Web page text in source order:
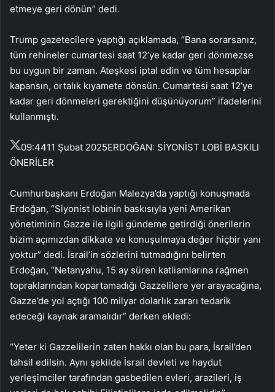
etmeye geri dönün” dedi.
Trump gazetecilere yaptığı açıklamada, “Bana sorarsanız,
tüm rehineler cumartesi saat 12’ye kadar geri dönmezse
bu uygun bir zaman. Ateşkesi iptal edin ve tüm hesaplar
kapansın, ortalık kıyamete dönsün. Cumartesi saat 12’ye
kadar geri dönmeleri gerektiğini düşünüyorum” ifadelerini
kullanmıştı.
09:4411 Şubat 2025ERDOĞAN: SİYONİST LOBİ BASKILI
ÖNERİLER
Cumhurbaşkanı Erdoğan Malezya’da yaptığı konuşmada
Erdoğan, “Siyonist lobinin baskısıyla yeni Amerikan
yönetiminin Gazze ile ilgili gündeme getirdiği önerilerin
bizim açımızdan dikkate ve konuşulmaya değer hiçbir yanı
yoktur” dedi. İsrail’in sözlerini tutmadığını belirten
Erdoğan, “Netanyahu, 15 ay süren katliamlarına rağmen
topraklarından kopartamadığı Gazzelilere yer arayacağına,
Gazze’de yol açtığı 100 milyar dolarlık zararı tedarik
edeceği kaynak aramalıdır” derken ekledi:
“Yeter ki Gazzelilerin zaten hakkı olan bu para, İsrail’den
tahsil edilsin. Aynı şekilde İsrail devleti ve haydut
yerleşimciler tarafından gasbedilen evleri, arazileri, iş